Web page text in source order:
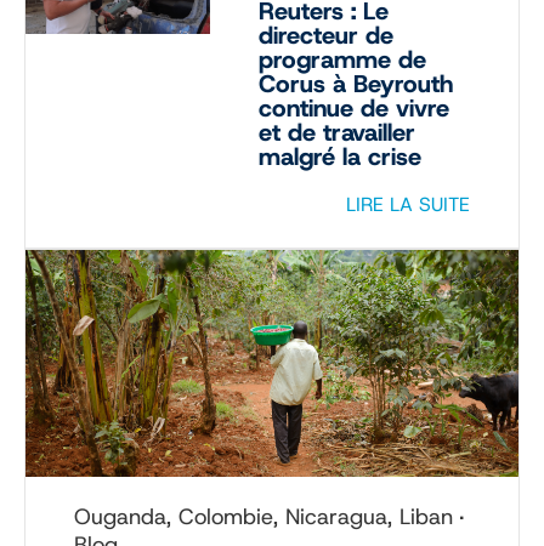
Reuters : Le
directeur de
programme de
Corus à Beyrouth
continue de vivre
et de travailler
malgré la crise
LIRE LA SUITE
Ouganda, Colombie, Nicaragua, Liban